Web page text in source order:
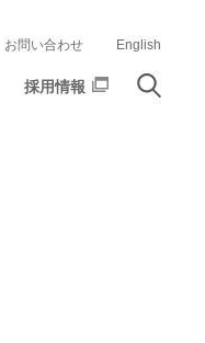
採用情報
お問い合わせ English